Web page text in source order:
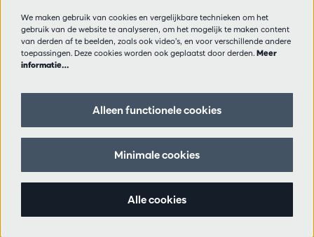
Privacy
Verkoopsvoorwaarden
Pers
Volg ons
We maken gebruik van cookies en vergelijkbare technieken om het
gebruik van de website te analyseren, om het mogelijk te maken content
van derden af te beelden, zoals ook video’s, en voor verschillende andere
toepassingen. Deze cookies worden ook geplaatst door derden. Meer
informatie…
Alleen functionele cookies
Minimale cookies
Alle cookies